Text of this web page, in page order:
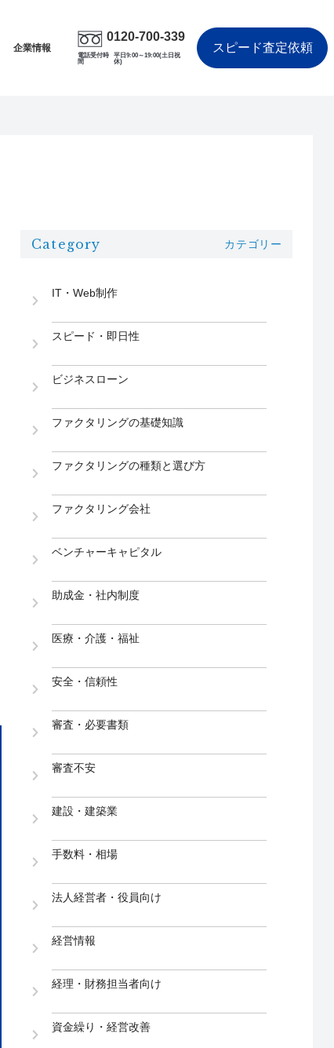
企業情報
0120-700-339
電話受付時
間
平日9:00～19:00(土日祝
休)
スピード査定依頼
Category カテゴリー
IT・Web制作
スピード・即日性
ビジネスローン
ファクタリングの基礎知識
ファクタリングの種類と選び方
ファクタリング会社
ベンチャーキャピタル
助成金・社内制度
医療・介護・福祉
安全・信頼性
審査・必要書類
審査不安
建設・建築業
手数料・相場
法人経営者・役員向け
経営情報
経理・財務担当者向け
資金繰り・経営改善